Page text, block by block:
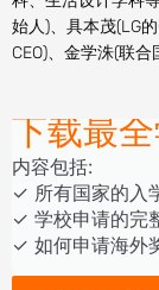
始人)、具本茂(LG
CEO)、金学洙(联合
下载最
内容包括:
‎‏‏‎‎‏‏‎‎‏✓ ‎所有国家的入
✓ 学校申请的完
✓ 如何申请海外